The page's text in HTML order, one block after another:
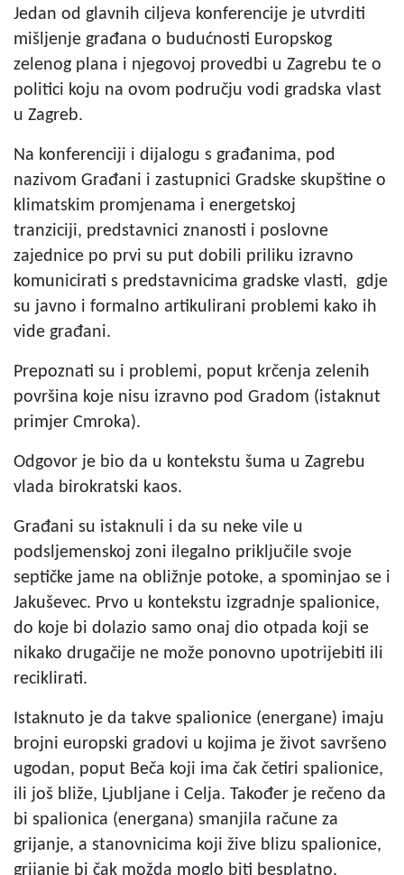
Jedan od glavnih ciljeva konferencije je utvrditi
mišljenje građana o budućnosti Europskog
zelenog plana i njegovoj provedbi u Zagrebu te o
politici koju na ovom području vodi gradska vlast
u Zagreb.
Na konferenciji i dijalogu s građanima, pod
nazivom Građani i zastupnici Gradske skupštine o
klimatskim promjenama i energetskoj
tranziciji, predstavnici znanosti i poslovne
zajednice po prvi su put dobili priliku izravno
komunicirati s predstavnicima gradske vlasti, gdje
su javno i formalno artikulirani problemi kako ih
vide građani.
Prepoznati su i problemi, poput krčenja zelenih
površina koje nisu izravno pod Gradom (istaknut
primjer Cmroka).
Odgovor je bio da u kontekstu šuma u Zagrebu
vlada birokratski kaos.
Građani su istaknuli i da su neke vile u
podsljemenskoj zoni ilegalno priključile svoje
septičke jame na obližnje potoke, a spominjao se i
Jakuševec. Prvo u kontekstu izgradnje spalionice,
do koje bi dolazio samo onaj dio otpada koji se
nikako drugačije ne može ponovno upotrijebiti ili
reciklirati.
Istaknuto je da takve spalionice (energane) imaju
brojni europski gradovi u kojima je život savršeno
ugodan, poput Beča koji ima čak četiri spalionice,
ili još bliže, Ljubljane i Celja. Također je rečeno da
bi spalionica (energana) smanjila račune za
grijanje, a stanovnicima koji žive blizu spalionice,
grijanje bi čak možda moglo biti besplatno.